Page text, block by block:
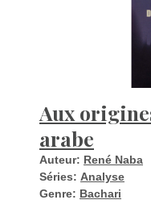
Aux
arabe
Auteur: René Naba
Séries: Analyse
Genre: Bachari